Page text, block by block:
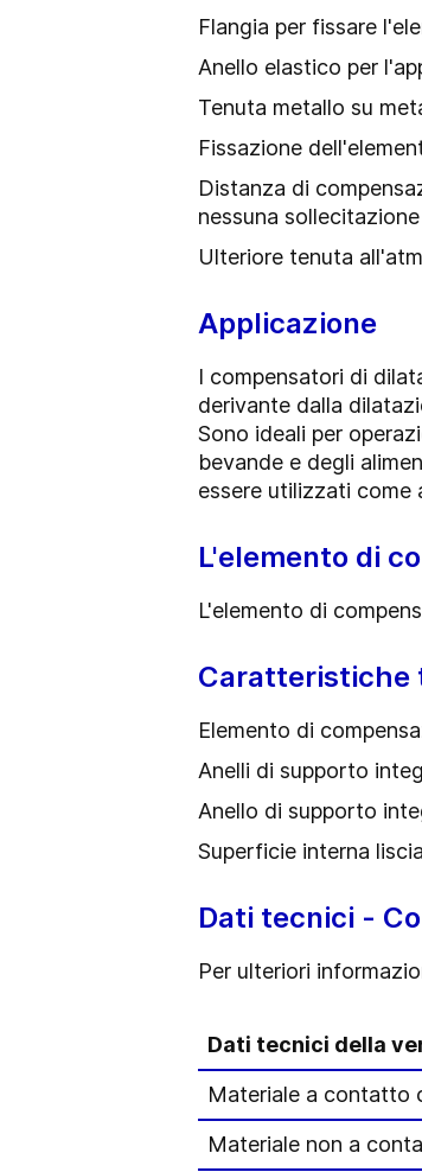
Flangia per fissare
Anello elastico per
Tenuta metallo su
Fissazione
Distanza di
nessuna
Ulteriore tenuta
Applicazione
I compensatori di
derivante dalla
Sono ideali per
bevande e degli
essere utilizzati come
L'elemento di
L'elemento di
Caratteristiche
Elemento di
Anelli di supporto
Anello di supporto
Superficie interna liscia
Dati tecnici -
Per ulteriori
Dati tecnici della
Materiale a contatto
Materiale non a